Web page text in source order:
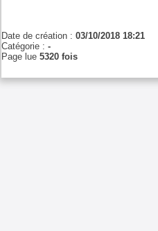
Date de création :03/10/2018 18:21
Catégorie :-
Page lue5320 fois